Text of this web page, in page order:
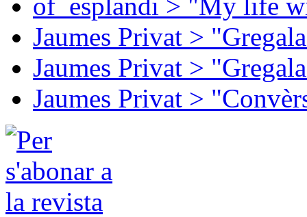
Jaumes Privat >
Jaumes Privat >
Jaumes Privat >